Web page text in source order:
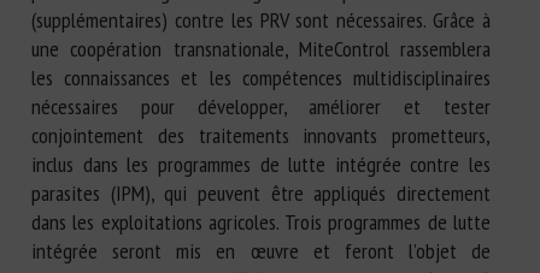
(supplémentaires) contre les PRV sont nécessaires. Grâce à
une coopération transnationale, MiteControl rassemblera
les connaissances et les compétences multidisciplinaires
nécessaires pour développer, améliorer et tester
conjointement des traitements innovants prometteurs,
inclus dans les programmes de lutte intégrée contre les
parasites (IPM), qui peuvent être appliqués directement
dans les exploitations agricoles. Trois programmes de lutte
intégrée seront mis en œuvre et feront l’objet de